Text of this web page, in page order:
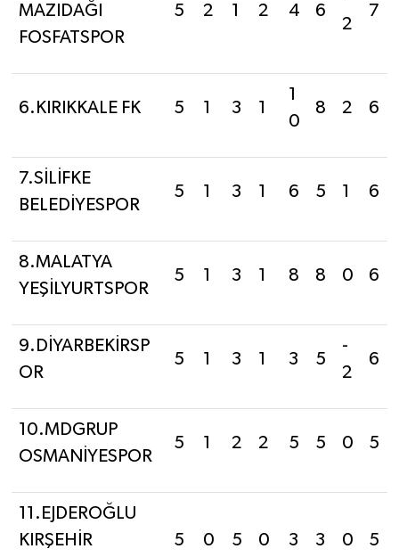
MAZIDAĞI
FOSFATSPOR
5 2 1 2 4 6
2
7
6.KIRIKKALE FK 5 1 3 1
1
0
8 2 6
7.SİLİFKE
BELEDİYESPOR
5 1 3 1 6 5 1 6
8.MALATYA
YEŞİLYURTSPOR
5 1 3 1 8 8 0 6
9.DİYARBEKİRSP
OR
5 1 3 1 3 5
-
2
6
10.MDGRUP
OSMANİYESPOR
5 1 2 2 5 5 0 5
11.EJDEROĞLU
KIRŞEHİR
5 0 5 0 3 3 0 5